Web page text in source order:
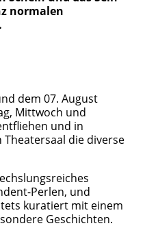
normalen
dem 07. August
Mittwoch und
und in
die diverse
Perlen, und
kuratiert mit einem
Geschichten.